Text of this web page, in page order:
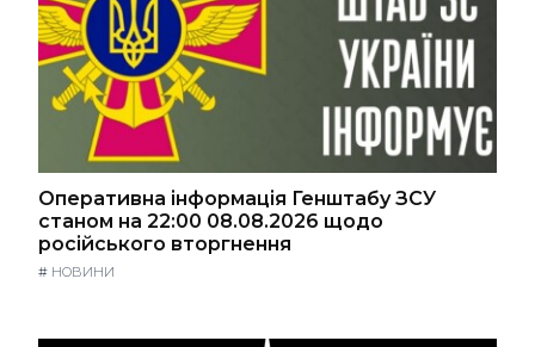
Оперативна інформація Генштабу ЗСУ
станом на 22:00 08.08.2026 щодо
російського вторгнення
# НОВИНИ